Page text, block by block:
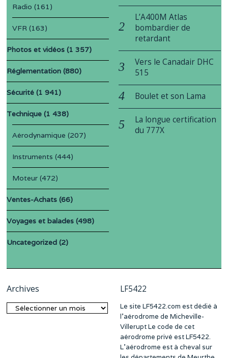
Radio (161)
VFR (163)
Photos et vidéos (1 357)
Réglementation (880)
Sécurité (1 941)
Technique (1 438)
Aérodynamique (207)
Instruments (444)
Moteur (472)
Ventes-Achats (66)
Voyages et balades (498)
Uncategorized (2)
L’A400M Atlas
bombardier de
retardant
Vers le Canadair DHC
515
Boulet et son Lama
La longue certification
du 777X
Archives
Archives
LF5422
Le site LF5422.com est dédié à
l’aérodrome de Micheville-
Villerupt Le code de cet
aérodrome privé est LF5422.
L’aérodrome est à cheval sur